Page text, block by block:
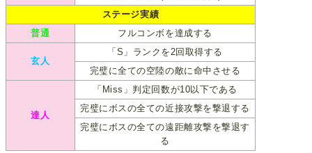
ステージ実績
普通
フルコンボを達成する
玄人
「S」ランクを2回取得する
完璧に全ての空陸の敵に命中させる
達人
「Miss」判定回数が10以下である
完璧にボスの全ての近接攻撃を撃退する
完璧にボスの全ての遠距離攻撃を撃退す
る